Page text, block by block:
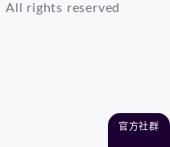
官方社群
All rights reserved